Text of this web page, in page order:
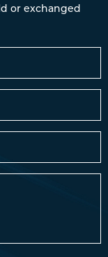
or exchanged